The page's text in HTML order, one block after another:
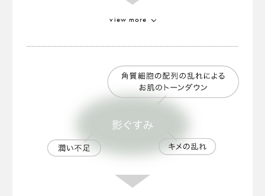
アルゲケキス
厳しい環境下で降り注ぐ
view more